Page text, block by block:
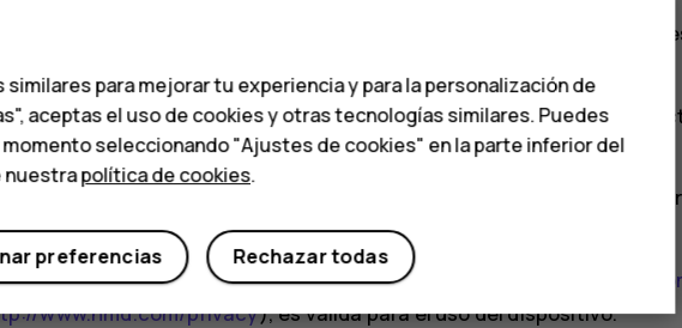
posible que determinadas características, funciones y
las especificaciones, características y otra información del
a cambios sin previo aviso.
Global Oy es el licenciatario exclusivo de teléfonos y tablets de la
registrada de Nokia Corporation.
de privacidad de HMD Global, disponible en [
http://
www.hmd.com/privacy), es válida para el uso del dispositivo.
para mejorar tu experiencia y para la personalización de
aceptas el uso de cookies y otras tecnologías similares. Puedes
seleccionando "Ajustes de cookies" en la parte inferior del
nuestrapolítica de cookies.
Rechazar todas
preferencias